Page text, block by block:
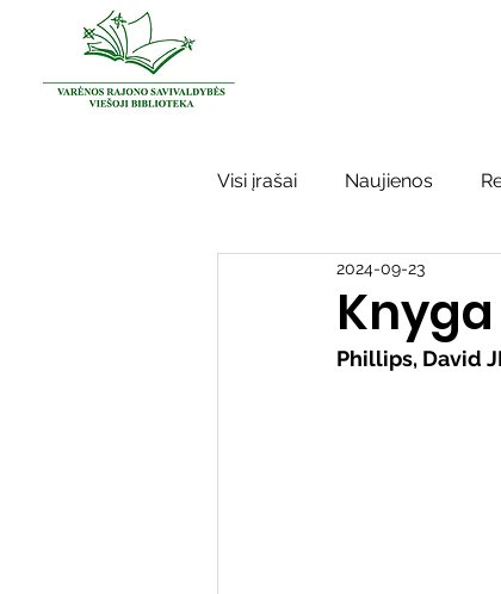
Visi įrašai Naujienos
Kraštotyros darbai
Sidabrinės bitės
2024-09-23
Phillips, David